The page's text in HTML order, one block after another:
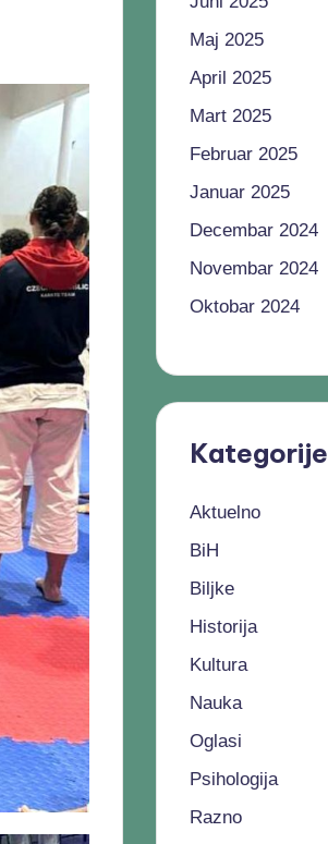
Maj 2025
April 2025
Mart 2025
Februar 2025
Januar 2025
Decembar 2024
Novembar 2024
Oktobar 2024
Kategorije
Aktuelno
BiH
Biljke
Historija
Kultura
Nauka
Oglasi
Psihologija
Razno